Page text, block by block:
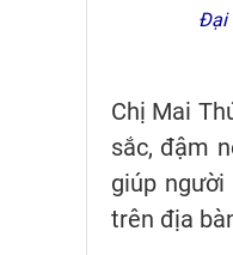
Đại
Chị Mai
sắc, đậm
giúp
trên địa